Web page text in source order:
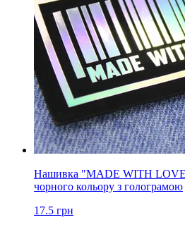
Нашивка "MADE WITH
чорного кольору з голограмою
17.5 грн